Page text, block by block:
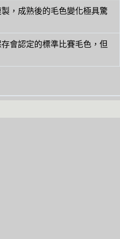
製，成熟後的毛色變化極具驚
存會認定的標準比賽毛色，但